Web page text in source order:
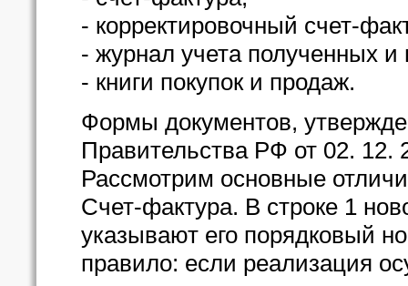
- корректировочный счет-
- журнал учета полученных
- книги покупок и продаж.
Формы документов,
Правительства РФ от 02. 12.
Рассмотрим основные
Счет-фактура. В строке 1
указывают его порядковый
правило: если реализация